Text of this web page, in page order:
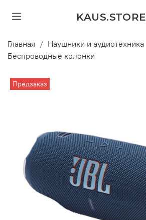
KAUS.STORE
Главная
Наушники и аудиотехника
Беспроводные колонки
Предзаказ